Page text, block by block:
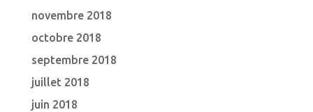
novembre 2018
octobre 2018
septembre 2018
juillet 2018
juin 2018